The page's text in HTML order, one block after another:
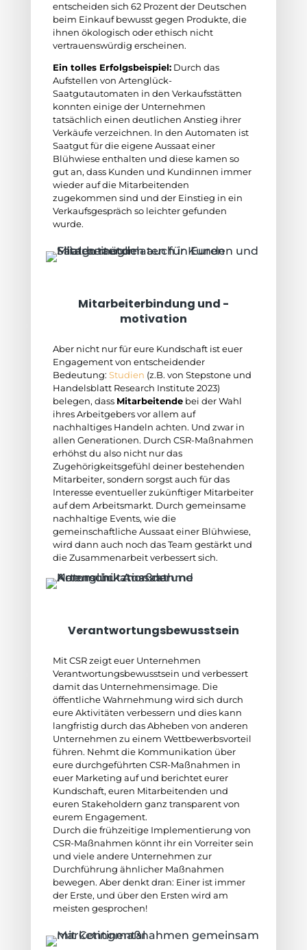
entscheiden sich 62 Prozent der Deutschen
beim Einkauf bewusst gegen Produkte, die
ihnen ökologisch oder ethisch nicht
vertrauenswürdig erscheinen.
Ein tolles Erfolgsbeispiel:Durch das
Aufstellen von Artenglück-
Saatgutautomaten in den Verkaufsstätten
konnten einige der Unternehmen
tatsächlich einen deutlichen Anstieg ihrer
Verkäufe verzeichnen. In den Automaten ist
Saatgut für die eigene Aussaat einer
Blühwiese enthalten und diese kamen so
gut an, dass Kunden und Kundinnen immer
wieder auf die Mitarbeitenden
zugekommen sind und der Einstieg in ein
Verkaufsgespräch so leichter gefunden
wurde.
Mitarbeiterbindung und -
motivation
Aber nicht nur für eure Kundschaft ist euer
Engagement von entscheidender
Bedeutung: Studien (z.B. von Stepstone und
Handelsblatt Research Institute 2023)
belegen, dass Mitarbeitendebei der Wahl
ihres Arbeitgebers vor allem auf
nachhaltiges Handeln achten. Und zwar in
allen Generationen. Durch CSR-Maßnahmen
erhöhst du also nicht nur das
Zugehörigkeitsgefühl deiner bestehenden
Mitarbeiter, sondern sorgst auch für das
Interesse eventueller zukünftiger Mitarbeiter
auf dem Arbeitsmarkt. Durch gemeinsame
nachhaltige Events, wie die
gemeinschaftliche Aussaat einer Blühwiese,
wird dann auch noch das Team gestärkt und
die Zusammenarbeit verbessert sich.
Verantwortungsbewusstsein
Mit CSR zeigt euer Unternehmen
Verantwortungsbewusstsein und verbessert
damit das Unternehmensimage. Die
öffentliche Wahrnehmung wird sich durch
eure Aktivitäten verbessern und dies kann
langfristig durch das Abheben von anderen
Unternehmen zu einem Wettbewerbsvorteil
führen. Nehmt die Kommunikation über
eure durchgeführten CSR-Maßnahmen in
euer Marketing auf und berichtet eurer
Kundschaft, euren Mitarbeitenden und
euren Stakeholdern ganz transparent von
eurem Engagement.
Durch die frühzeitige Implementierung von
CSR-Maßnahmen könnt ihr ein Vorreiter sein
und viele andere Unternehmen zur
Durchführung ähnlicher Maßnahmen
bewegen. Aber denkt dran: Einer ist immer
der Erste, und über den Ersten wird am
meisten gesprochen!